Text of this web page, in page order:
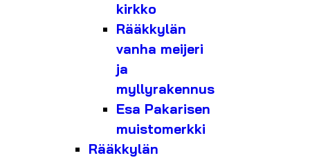
kirkko
Rääkkylän
vanha meijeri
ja
myllyrakennus
Esa Pakarisen
muistomerkki
Rääkkylän